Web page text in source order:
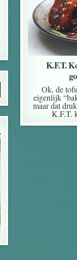
K.F.T.
Ok, de
eigenlijk
maar dat
K.F.T.